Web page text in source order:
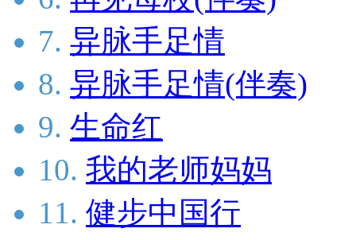
7. 异脉手足情
8. 异脉手足情(伴奏)
9. 生命红
10. 我的老师妈妈
11. 健步中国行